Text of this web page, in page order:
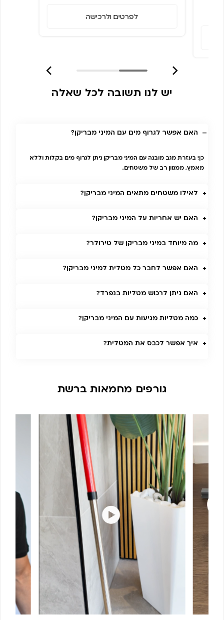
לפרטים ולרכישה
יש לנו תשובה לכל שאלה
האם אפשר לגרוף מים עם המיני מבריקן?
כן! בעזרת מגב מובנה עם המיני מבריקן ניתן לגרוף מים בקלות וללא
מאמץ, ממגוון רב של משטחים.
לאילו משטחים מתאים המיני מבריקן?
האם יש אחריות על המיני מבריקן?
מה מיוחד במיני מבריקן של טירולר?
האם אפשר לחבר כל מטלית למיני מבריקן?
האם ניתן לרכוש מטליות בנפרד?
כמה מטליות מגיעות עם המיני מבריקן?
איך אפשר לכבס את המטלית?
גורפים מחמאות ברשת